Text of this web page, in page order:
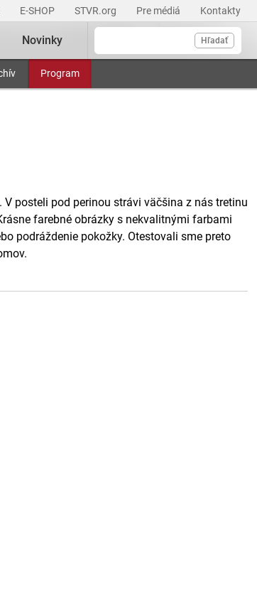
E-SHOP STVR.org Pre médiá Kontakty
Hľadať
Program
Novinky
posteli pod perinou strávi väčšina z nás tretinu
farebné obrázky s nekvalitnými farbami
podráždenie pokožky. Otestovali sme preto